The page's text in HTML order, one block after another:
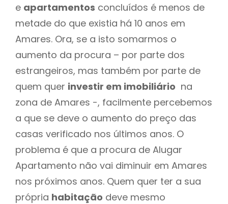
e apartamentos concluídos é menos de
metade do que existia há 10 anos em
Amares. Ora, se a isto somarmos o
aumento da procura – por parte dos
estrangeiros, mas também por parte de
quem quer investir em imobiliário na
zona de Amares -, facilmente percebemos
a que se deve o aumento do preço das
casas verificado nos últimos anos. O
problema é que a procura de Alugar
Apartamento não vai diminuir em Amares
nos próximos anos. Quem quer ter a sua
própria habitação deve mesmo